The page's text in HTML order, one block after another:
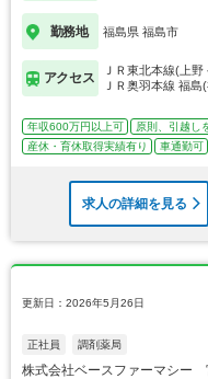
勤務地 福島県 福島市
アクセス
ＪＲ東北本線(上
ＪＲ奥羽本線 福
年収600万円以上可 原則、引越し
産休・育休取得実績有り
車通勤可
求人の詳細を見る
更新日：2026年5月26日
正社員 調剤薬局
株式会社ベースファーマシー